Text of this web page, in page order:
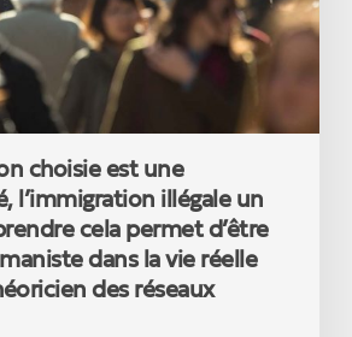
choisie est une
l’immigration illégale un
cela permet d’être
dans la vie réelle
des réseaux